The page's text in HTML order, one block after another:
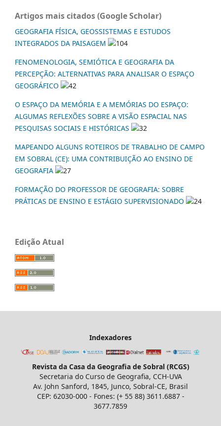
Artigos mais citados (Google Scholar)
GEOGRAFIA FÍSICA, GEOSSISTEMAS E ESTUDOS
INTEGRADOS DA PAISAGEM
104
FENOMENOLOGIA, SEMIÓTICA E GEOGRAFIA DA
PERCEPÇÃO: ALTERNATIVAS PARA ANALISAR O ESPAÇO
GEOGRÁFICO
42
O ESPAÇO DA MEMÓRIA E A MEMÓRIAS DO ESPAÇO:
ALGUMAS REFLEXÕES SOBRE A VISÃO ESPACIAL NAS
PESQUISAS SOCIAIS E HISTÓRICAS
32
MAPEANDO ALGUNS ROTEIROS DE TRABALHO DE CAMPO
EM SOBRAL (CE): UMA CONTRIBUIÇÃO AO ENSINO DE
GEOGRAFIA
27
FORMAÇÃO DO PROFESSOR DE GEOGRAFIA: SOBRE
PRÁTICAS DE ENSINO E ESTÁGIO SUPERVISIONADO
24
Edição Atual
Indexadores
Revista da Casa da Geografia de Sobral (RCGS)
Secretaria do Curso de Geografia, CCH-UVA
Av. John Sanford, 1845, Junco, Sobral-CE, Brasil
CEP: 62030-000 - Fones: (+ 55 88) 3611.6887 -
3677.7859